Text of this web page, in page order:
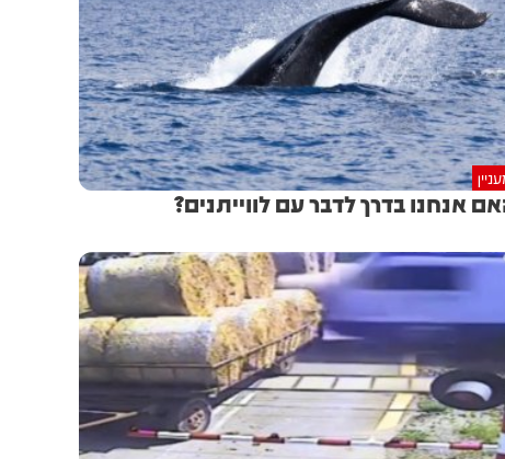
אנחנו בדרך לדבר עם לווייתנים?